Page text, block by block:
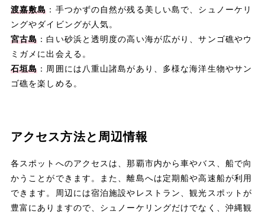
渡嘉敷島 ：手つかずの自然が残る美しい島で、シュノーケリ
ングやダイビングが人気。
宮古島 ：白い砂浜と透明度の高い海が広がり、サンゴ礁やウ
ミガメに出会える。
石垣島 ：周囲には八重山諸島があり、多様な海洋生物やサン
ゴ礁を楽しめる。
アクセス方法と周辺情報
各スポットへのアクセスは、那覇市内から車やバス、船で向
かうことができます。また、離島へは定期船や高速船が利用
できます。周辺には宿泊施設やレストラン、観光スポットが
豊富にありますので、シュノーケリングだけでなく、沖縄観